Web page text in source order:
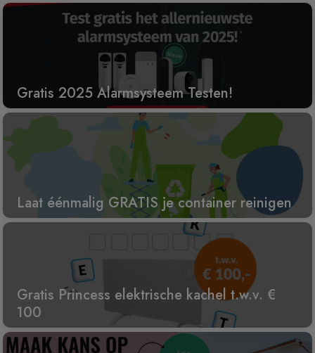
Gratis 2025 Alarmsysteem Testen!
Laat éénmalig GRATIS je container reinigen
Gratis Princess elektrische kachel t.w.v. €
100